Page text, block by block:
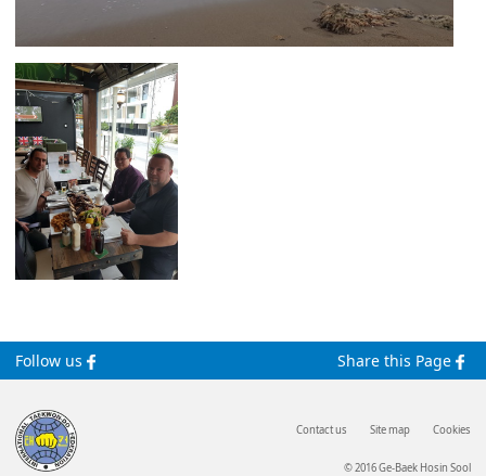
Follow us Share this Page
Contact us Site map Cookies
© 2016 Ge-Baek Hosin Sool